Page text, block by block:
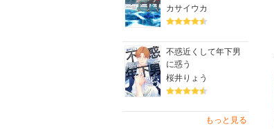
カサイウカ
不惑近くして年下男
に惑う
桜井りょう
もっと見る